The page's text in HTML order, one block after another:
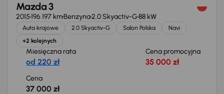
Mazda 3
2015196 197 kmBenzyna2.0 Skyactiv-G88 kW
Auta krajowe 2.0 Skyactiv-G Salon Polska
Navi
+2 kolejnych
Miesięczna rata
od 220 zł
Cena promocyjna
35 000 zł
Cena
37 000 zł